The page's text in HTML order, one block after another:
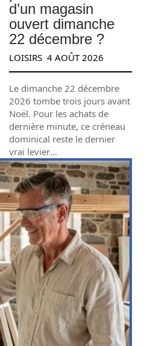
d’un magasin
ouvert dimanche
22 décembre ?
LOISIRS 4 AOÛT 2026
Le dimanche 22 décembre
2026 tombe trois jours avant
Noël. Pour les achats de
dernière minute, ce créneau
dominical reste le dernier
vrai levier…